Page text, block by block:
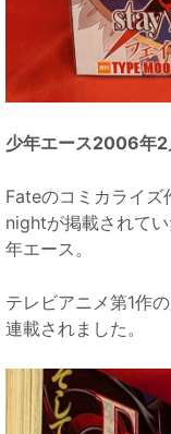
少年エース2006年2
Fateのコミカライ
nightが掲載されて
年エース。
テレビアニメ第1作
連載されました。